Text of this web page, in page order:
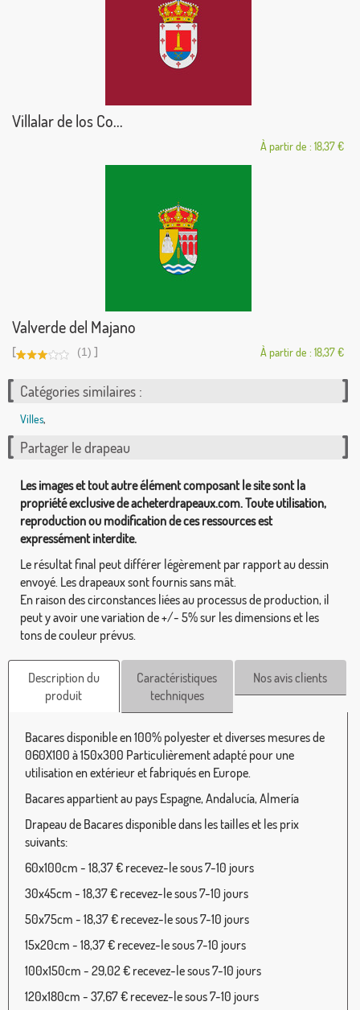
Villalar de los Co...
À partir de : 18,37 €
Valverde del Majano
[ (1) ] À partir de : 18,37 €
Catégories similaires :
Villes,
Partager le drapeau
Les images et tout autre élément composant le site sont la
propriété exclusive de acheterdrapeaux.com. Toute utilisation,
reproduction ou modification de ces ressources est
expressément interdite.
Le résultat final peut différer légèrement par rapport au dessin
envoyé. Les drapeaux sont fournis sans mât.
En raison des circonstances liées au processus de production, il
peut y avoir une variation de +/- 5% sur les dimensions et les
tons de couleur prévus.
Description du
produit
Caractéristiques
techniques
Nos avis clients
Bacares disponible en 100% polyester et diverses mesures de
060X100 à 150x300 Particulièrement adapté pour une
utilisation en extérieur et fabriqués en Europe.
Bacares appartient au pays Espagne, Andalucía, Almería
Drapeau de Bacares disponible dans les tailles et les prix
suivants:
60x100cm - 18,37 € recevez-le sous 7-10 jours
30x45cm - 18,37 € recevez-le sous 7-10 jours
50x75cm - 18,37 € recevez-le sous 7-10 jours
15x20cm - 18,37 € recevez-le sous 7-10 jours
100x150cm - 29,02 € recevez-le sous 7-10 jours
120x180cm - 37,67 € recevez-le sous 7-10 jours